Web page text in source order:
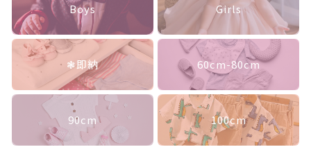
ド
ル
ド
Boys Girls
❃即納 60cm-80cm
90cm 100cm
ランキング
セール商品
新着商品
商品一覧